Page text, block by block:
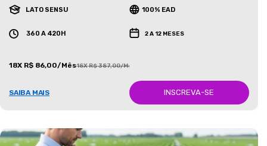
LATO SENSU 100% EAD
360 A 420H 2 A 12 MESES
18X R$ 86,00/Mês18X R$ 387,00/Mês
SAIBA MAIS INSCREVA-SE